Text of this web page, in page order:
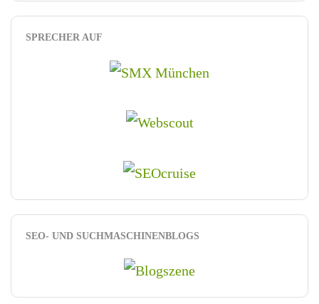
SPRECHER AUF
SEO- UND SUCHMASCHINENBLOGS